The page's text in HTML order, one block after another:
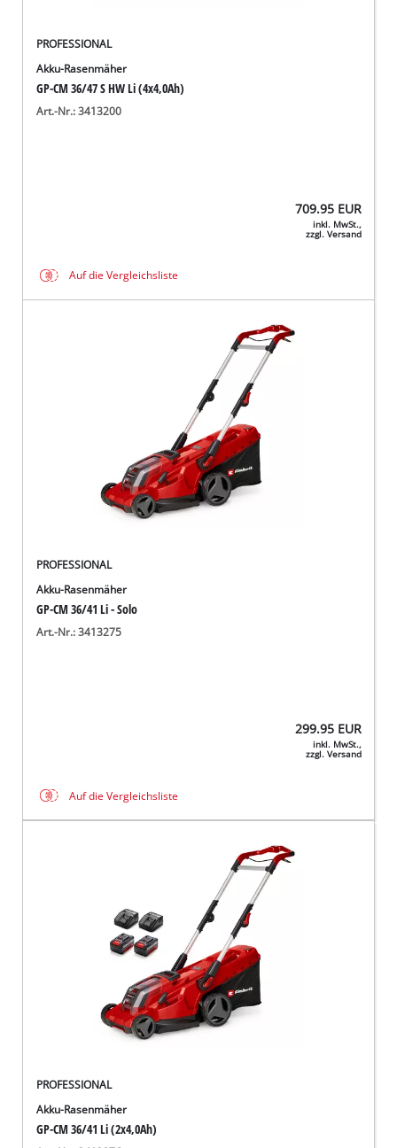
PROFESSIONAL
Akku-Rasenmäher
GP-CM 36/47 S HW Li (4x4,0Ah)
Art.-Nr.: 3413200
709.95 EUR
inkl. MwSt.,
zzgl. Versand
Auf die Vergleichsliste
PROFESSIONAL
Akku-Rasenmäher
GP-CM 36/41 Li - Solo
Art.-Nr.: 3413275
299.95 EUR
inkl. MwSt.,
zzgl. Versand
Auf die Vergleichsliste
PROFESSIONAL
Akku-Rasenmäher
GP-CM 36/41 Li (2x4,0Ah)